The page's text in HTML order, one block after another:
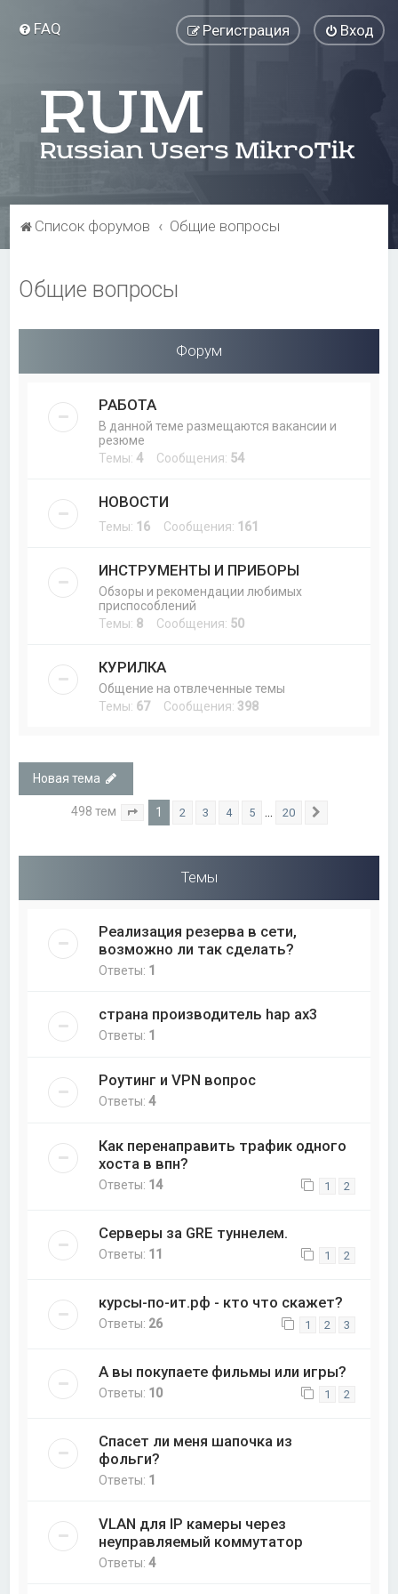
FAQ Вход
Регистрация
Список форумов Общие вопросы
Общие вопросы
Форум
РАБОТА
В данной теме размещаются вакансии и
резюме
Темы:4 Сообщения: 54
НОВОСТИ
Темы: 16 Сообщения: 161
ИНСТРУМЕНТЫ И ПРИБОРЫ
Обзоры и рекомендации любимых
приспособлений
Темы: 8 Сообщения: 50
КУРИЛКА
Общение на отвлеченные темы
Темы: 67Сообщения: 398
Новая тема
498 тем Страница из 20
1 2 3 4 5 20
Темы
Реализация резерва в сети,
возможно ли так сделать?
Ответы: 1
страна производитель hap ax3
Ответы: 1
Роутинг и VPN вопрос
Ответы:4
Как перенаправить трафик одного
хоста в впн?
Ответы: 14 1 2
Серверы за GRE туннелем.
Ответы: 11 1 2
курсы-по-ит.рф - кто что скажет?
Ответы: 26 1 2 3
А вы покупаете фильмы или игры?
Ответы: 10 1 2
Спасет ли меня шапочка из
фольги?
Ответы: 1
VLAN для IP камеры через
неуправляемый коммутатор
Ответы:4